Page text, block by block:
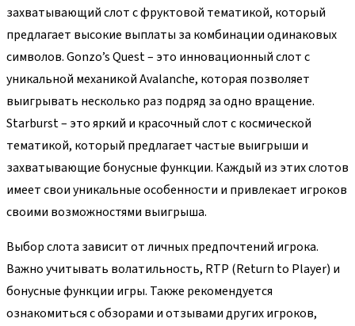
захватывающий слот с фруктовой тематикой, который
предлагает высокие выплаты за комбинации одинаковых
символов. Gonzo’s Quest – это инновационный слот с
уникальной механикой Avalanche, которая позволяет
выигрывать несколько раз подряд за одно вращение.
Starburst – это яркий и красочный слот с космической
тематикой, который предлагает частые выигрыши и
захватывающие бонусные функции. Каждый из этих слотов
имеет свои уникальные особенности и привлекает игроков
своими возможностями выигрыша.
Выбор слота зависит от личных предпочтений игрока.
Важно учитывать волатильность, RTP (Return to Player) и
бонусные функции игры. Также рекомендуется
ознакомиться с обзорами и отзывами других игроков,